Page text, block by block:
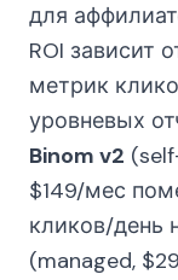
для
ROI зависит
метрик
уровневых
Binom v2
$149/мес
кликов/день
(managed,